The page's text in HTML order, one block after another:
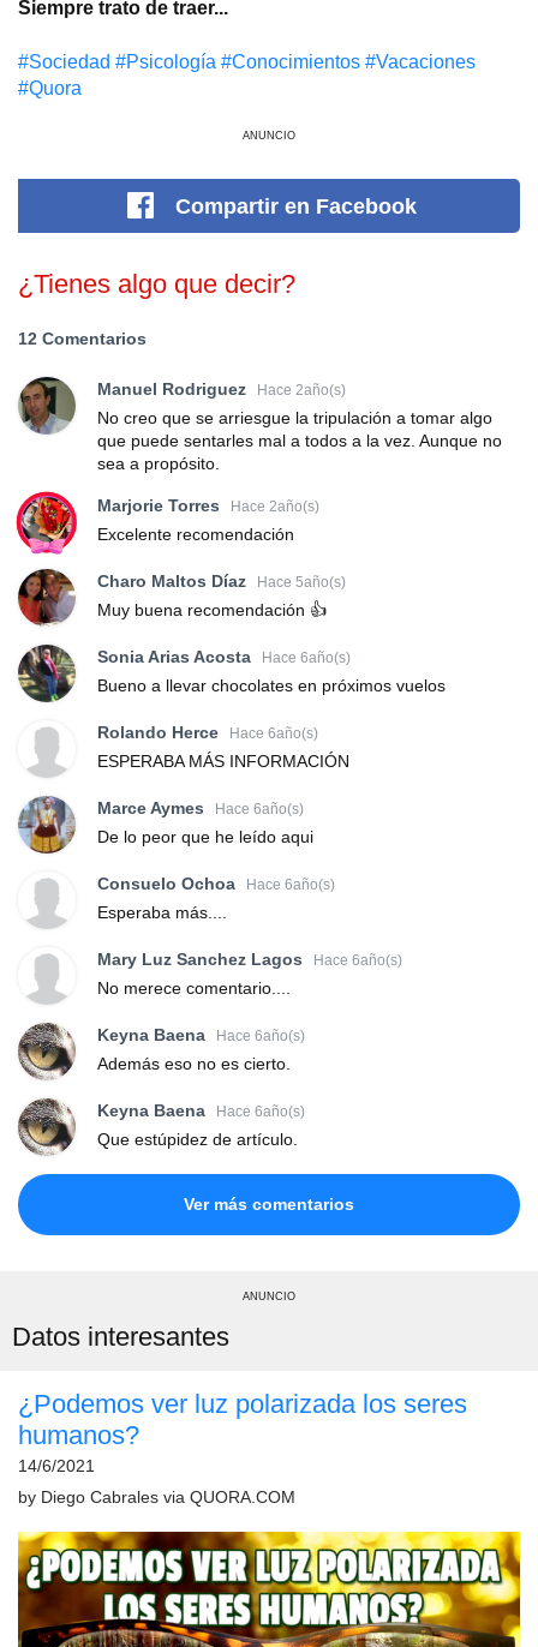
Siempre trato de traer...
#Sociedad #Psicología #Conocimientos #Vacaciones
#Quora
ANUNCIO
Compartir en Facebook
¿Tienes algo que decir?
12 Comentarios
Manuel Rodriguez Hace 2año(s)
No creo que se arriesgue la tripulación a tomar algo
que puede sentarles mal a todos a la vez. Aunque no
sea a propósito.
Marjorie Torres Hace 2año(s)
Excelente recomendación
Charo Maltos Díaz Hace 5año(s)
Muy buena recomendación 👍
Sonia Arias Acosta Hace 6año(s)
Bueno a llevar chocolates en próximos vuelos
Rolando Herce Hace 6año(s)
ESPERABA MÁS INFORMACIÓN
Marce Aymes Hace 6año(s)
De lo peor que he leído aqui
Consuelo Ochoa Hace 6año(s)
Esperaba más....
Mary Luz Sanchez Lagos Hace 6año(s)
No merece comentario....
Keyna Baena Hace 6año(s)
Además eso no es cierto.
Keyna Baena Hace 6año(s)
Que estúpidez de artículo.
Ver más comentarios
ANUNCIO
Datos interesantes
¿Podemos ver luz polarizada los seres
humanos?
14/6/2021
by Diego Cabrales via QUORA.COM